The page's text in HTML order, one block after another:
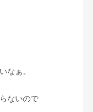
なぁ。
ないので